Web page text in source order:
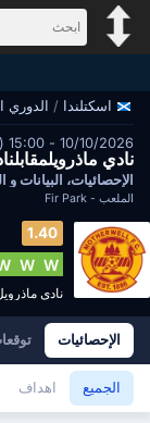
اسكتلندا / الدوري
10/10/2026 - 15:00 (Europe/London)
نادي
الإحصائيات، البيانات و
الملعب - Fir Park
1.40
W
W
نادي
الإحصائيات
الجميع اهداف